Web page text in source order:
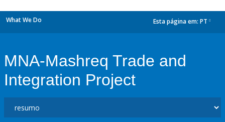
What We Do Esta página em: PT
MNA-Mashreq Trade and
Integration Project